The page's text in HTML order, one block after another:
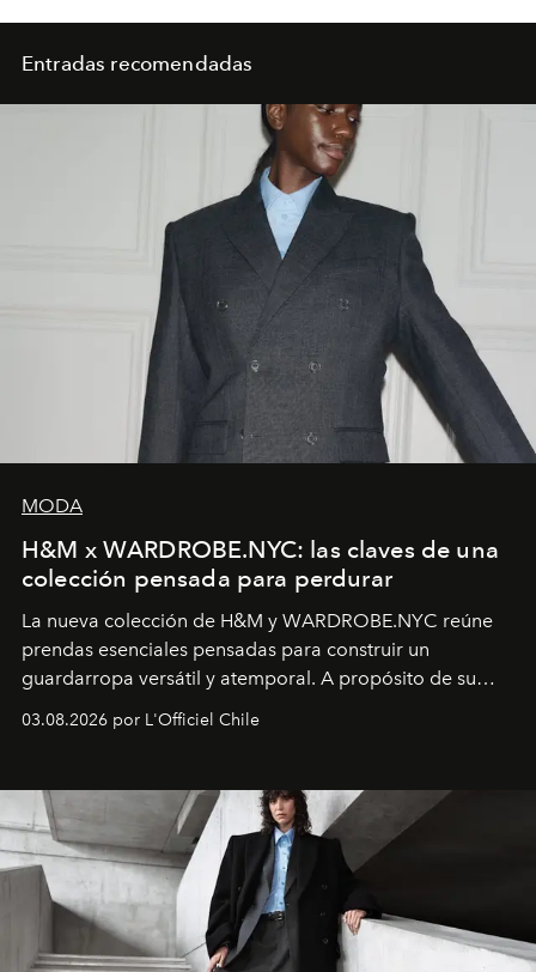
Entradas recomendadas
MODA
H&M x WARDROBE.NYC: las claves de una
colección pensada para perdurar
La nueva colección de H&M y WARDROBE.NYC reúne
prendas esenciales pensadas para construir un
guardarropa versátil y atemporal. A propósito de su
lanzamiento, los fundadores de la firma neoyorquina y
la asesora creativa y jefa de diseño global de la marca
y la filosofía detrás de la propuesta.
03.08.2026 por L'Officiel Chile